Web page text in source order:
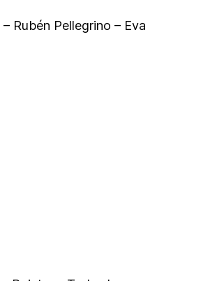
Rubén Pellegrino – Eva